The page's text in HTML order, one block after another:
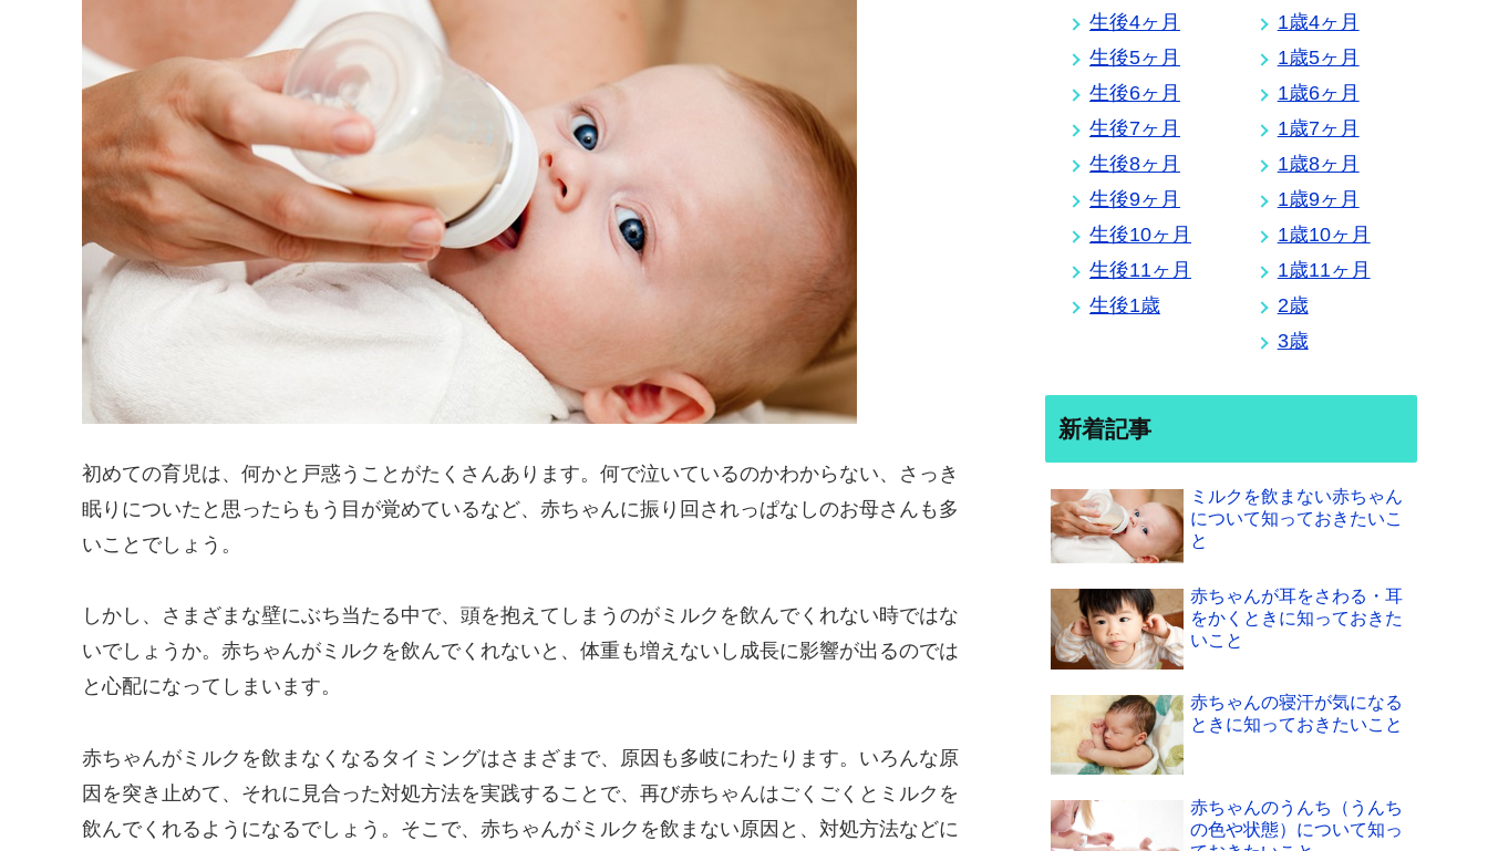
初めての育児は、何かと戸惑うことがたくさんあります。何で泣いているのかわからない、さっき
眠りについたと思ったらもう目が覚めているなど、赤ちゃんに振り回されっぱなしのお母さんも多
いことでしょう。
しかし、さまざまな壁にぶち当たる中で、頭を抱えてしまうのがミルクを飲んでくれない時ではな
いでしょうか。赤ちゃんがミルクを飲んでくれないと、体重も増えないし成長に影響が出るのでは
と心配になってしまいます。
赤ちゃんがミルクを飲まなくなるタイミングはさまざまで、原因も多岐にわたります。いろんな原
因を突き止めて、それに見合った対処方法を実践することで、再び赤ちゃんはごくごくとミルクを
飲んでくれるようになるでしょう。そこで、赤ちゃんがミルクを飲まない原因と、対処方法などに
生後4ヶ月
生後5ヶ月
生後6ヶ月
生後7ヶ月
生後8ヶ月
生後9ヶ月
生後10ヶ月
生後11ヶ月
生後1歳
1歳4ヶ月
1歳5ヶ月
1歳6ヶ月
1歳7ヶ月
1歳8ヶ月
1歳9ヶ月
1歳10ヶ月
1歳11ヶ月
2歳
3歳
新着記事
ミルクを飲まない赤ちゃん
について知っておきたいこ
と
赤ちゃんが耳をさわる・耳
をかくときに知っておきた
いこと
赤ちゃんの寝汗が気になる
ときに知っておきたいこと
赤ちゃんのうんち（うんち
の色や状態）について知っ